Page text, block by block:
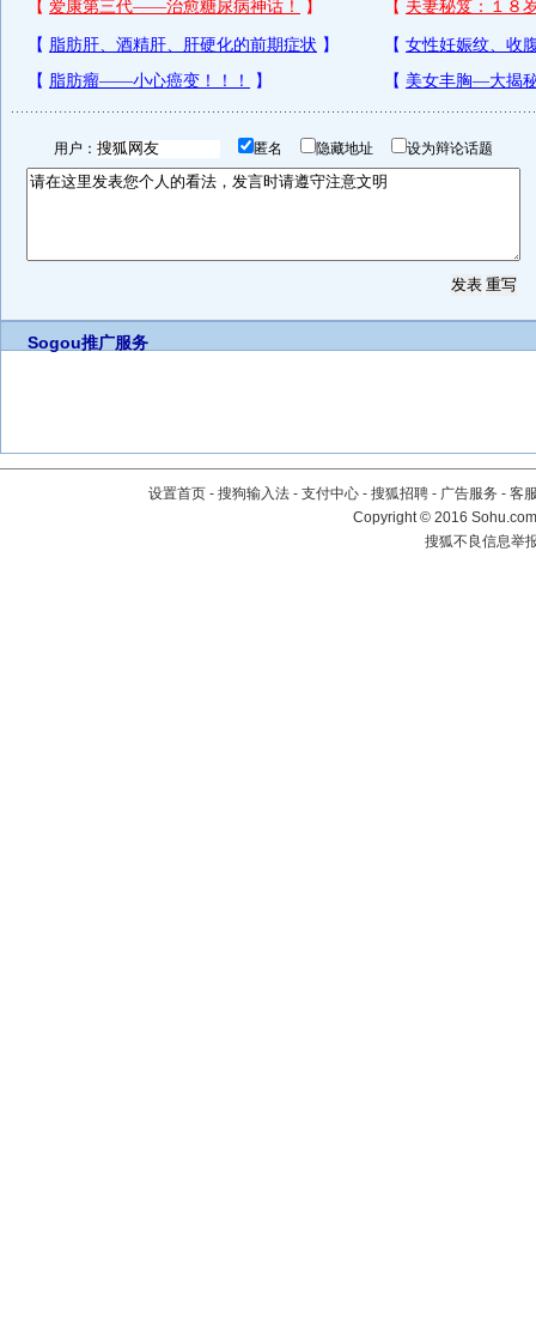
用户： 匿名 隐藏地址 设为辩论话题
Sogou推广服务
设置首页 - 搜狗输入法 - 支付中心 - 搜狐招聘 - 广告服务 - 客
Copyright©2016
搜狐不良信息举